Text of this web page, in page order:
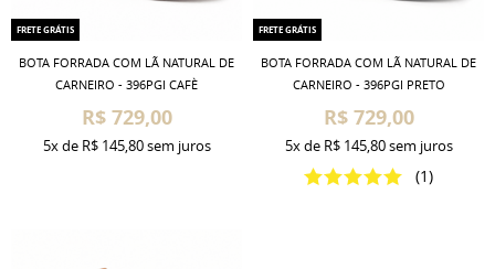
FRETE GRÁTIS
BOTA FORRADA COM LÃ NATURAL DE
CARNEIRO - 396PGI CAFÈ
R$ 729,00
5xde R$ 145,80sem juros
FRETE GRÁTIS
BOTA FORRADA COM LÃ NATURAL DE
CARNEIRO - 396PGI PRETO
R$ 729,00
(1)
5xde R$ 145,80sem juros